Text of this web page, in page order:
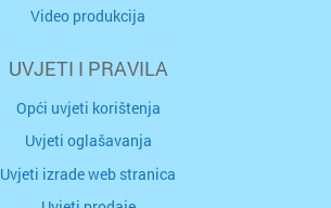
Video produkcija
UVJETI I PRAVILA
Opći uvjeti korištenja
Uvjeti oglašavanja
Uvjeti izrade web stranica